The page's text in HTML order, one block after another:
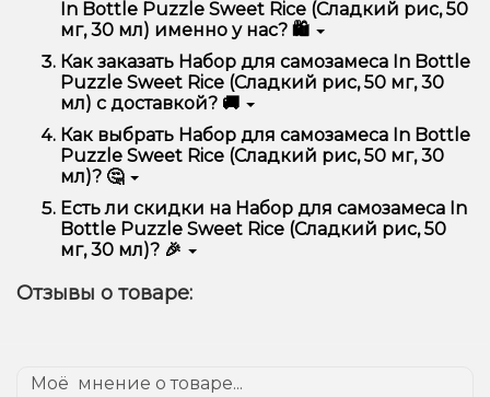
(Сладкий рис, 50 мг, 30 мл) отличается высоким
качеством, удобством использования и
надежностью.
In Bottle Puzzle Sweet Rice (Сладкий рис, 50
мг, 30 мл) именно у нас? 🛍️
Мы предлагаем только оригинальную продукцию,
широкий ассортимент, выгодные цены и быструю
доставку. Кроме того, у нас регулярные акции и
скидки для клиентов!
Как заказать Набор для самозамеса In Bottle
Puzzle Sweet Rice (Сладкий рис, 50 мг, 30
мл) с доставкой? 🚚
Оформить заказ можно в несколько кликов:
Добавьте Набор для самозамеса In Bottle
Puzzle Sweet Rice (Сладкий рис, 50 мг, 30 мл)
Перейдите к оформлению заказа.
Выберите удобный способ оплаты и
доставки.
Подтвердите заказ – мы быстро отправим его
вам!
Как выбрать Набор для самозамеса In Bottle
Puzzle Sweet Rice (Сладкий рис, 50 мг, 30
мл)? 🤔
Выбор зависит от ваших предпочтений – например,
если это кальян, учитывайте размер, материал и тип
чаши, если вейп – мощность и вкус. Наши
менеджеры помогут подобрать идеальный вариант.
Есть ли скидки на Набор для самозамеса In
Bottle Puzzle Sweet Rice (Сладкий рис, 50
мг, 30 мл)? 🎉
специальные предложения. Следите за
Отзывы о товаре: